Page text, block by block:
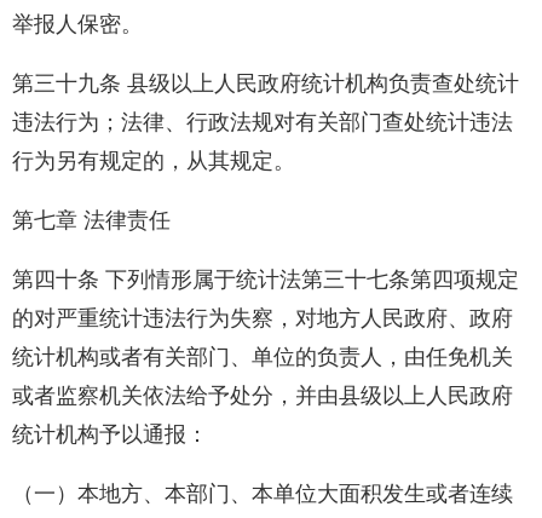
举报人保密。
第三十九条 县级以上人民政府统计机构负责查处统计
违法行为；法律、行政法规对有关部门查处统计违法
行为另有规定的，从其规定。
第七章 法律责任
第四十条 下列情形属于统计法第三十七条第四项规定
的对严重统计违法行为失察，对地方人民政府、政府
统计机构或者有关部门、单位的负责人，由任免机关
或者监察机关依法给予处分，并由县级以上人民政府
统计机构予以通报：
（一）本地方、本部门、本单位大面积发生或者连续